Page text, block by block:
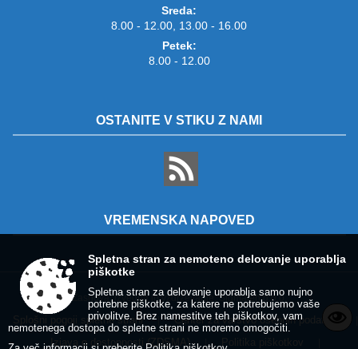
Sreda:
8.00 - 12.00, 13.00 - 16.00
Petek:
8.00 - 12.00
OSTANITE V STIKU Z NAMI
VREMENSKA NAPOVED
Zasnova, izvedba in vzdrževanje: Sigmateh d.o.o.
Splošni pogoji spletne strani | Center za varstvo osebnih podatkov
Izjava o dostopnosti (ZDSMA) |
Spletna stran za nemoteno delovanje uporablja
piškotke
Spletna stran za delovanje uporablja samo nujno
potrebne piškotke, za katere ne potrebujemo vaše
privolitve. Brez namestitve teh piškotkov, vam
nemotenega dostopa do spletne strani ne moremo omogočiti.